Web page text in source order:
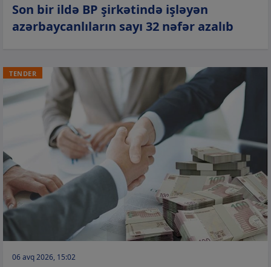
Son bir ildə BP şirkətində işləyən
azərbaycanlıların sayı 32 nəfər azalıb
TENDER
06 avq 2026, 15:02